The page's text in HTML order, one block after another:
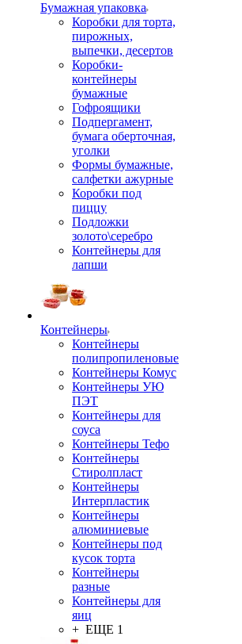
Бумажная упаковка
Коробки для торта,
пирожных,
выпечки, десертов
Коробки-
контейнеры
бумажные
Гофроящики
Подпергамент,
бумага оберточная,
уголки
Формы бумажные,
салфетки ажурные
Коробки под
пиццу
Подложки
золото\серебро
Контейнеры для
лапши
Контейнеры
Контейнеры
полипропиленовые
Контейнеры Комус
Контейнеры УЮ
ПЭТ
Контейнеры для
соуса
Контейнеры Тефо
Контейнеры
Стиролпласт
Контейнеры
Интерпластик
Контейнеры
алюминиевые
Контейнеры под
кусок торта
Контейнеры
разные
Контейнеры для
яиц
+ ЕЩЕ 1